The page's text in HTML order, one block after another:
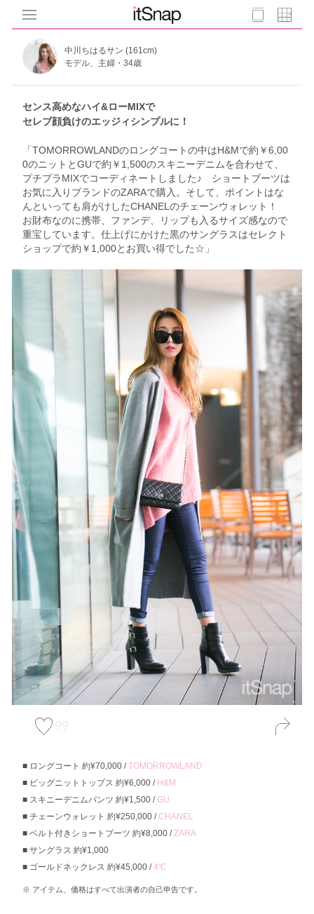
中川ちはるサン (161cm)
モデル、主婦・34歳
センス高めなハイ&ローMIXで
セレブ顔負けのエッジィシンプルに！
「TOMORROWLANDのロングコートの中はH&Mで約￥6,00
0のニットとGUで約￥1,500のスキニーデニムを合わせて、
プチプラMIXでコーディネートしました♪ ショートブーツは
お気に入りブランドのZARAで購入。そして、ポイントはな
んといっても肩がけしたCHANELのチェーンウォレット！
お財布なのに携帯、ファンデ、リップも入るサイズ感なので
重宝しています。仕上げにかけた黒のサングラスはセレクト
ショップで約￥1,000とお買い得でした☆」
99
ロングコート 約¥70,000 /TOMORROWLAND
ビッグニットトップス 約¥6,000 / H&M
スキニーデニムパンツ 約¥1,500 /GU
チェーンウォレット 約¥250,000 /CHANEL
ベルト付きショートブーツ 約¥8,000 /ZARA
サングラス 約¥1,000
ゴールドネックレス 約¥45,000 /4℃
アイテム、価格はすべて出演者の自己申告です。